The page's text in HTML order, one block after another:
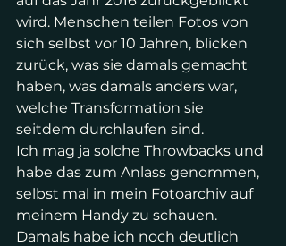
wird. Menschen teilen Fotos von
sich selbst vor 10 Jahren, blicken
zurück, was sie damals gemacht
haben, was damals anders war,
welche Transformation sie
seitdem durchlaufen sind.
Ich mag ja solche Throwbacks und
habe das zum Anlass genommen,
selbst mal in mein Fotoarchiv auf
meinem Handy zu schauen.
Damals habe ich noch deutlich